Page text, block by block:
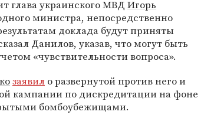
глава украинского МВД Игорь
министра, непосредственно
доклада будут приняты
Данилов, указав, что могут быть
«чувствительности вопроса».
заявил о развернутой против него и
кампании по дискредитации на фоне
бомбоубежищами.